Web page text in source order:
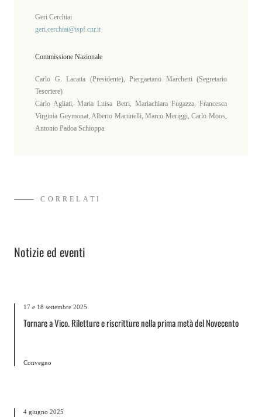
Geri Cerchiai
geri.cerchiai@ispf.cnr.it
Commissione Nazionale
Carlo G. Lacaita (Presidente), Piergaetano Marchetti (Segretario
Tesoriere)
Carlo Agliati, Maria Luisa Betri, Mariachiara Fugazza, Francesca
Virginia Geymonat, Alberto Martinelli, Marco Meriggi, Carlo Moos,
Antonio Padoa Schioppa
⸻ CORRELATI
Notizie ed eventi
17 e 18 settembre 2025
Tornare a Vico. Riletture e riscritture nella prima metà del Novecento
Convegno
4 giugno 2025